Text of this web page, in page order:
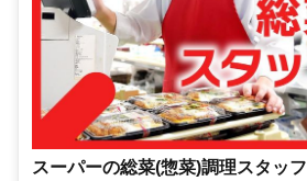
スーパーの総菜(惣菜)調理スタッフ